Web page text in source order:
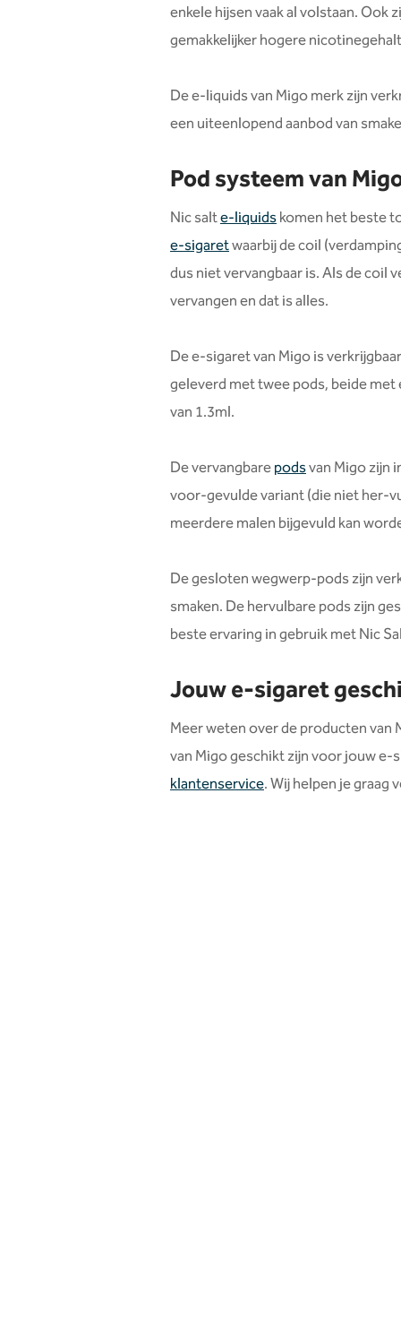
enkele hijsen vaak al volstaan. Ook
gemakkelijker hogere
De e-liquids van Migo merk zijn
een uiteenlopend aanbod van
Pod systeem van
Nic salte-liquidskomen het beste
e-sigaretwaarbij de coil
dus niet vervangbaar is. Als de coil
vervangen en dat is alles.
De e-sigaret van Migo is
geleverd met twee pods, beide
van 1.3ml.
De vervangbarepodsvan Migo zijn
voor-gevulde variant (die niet her-
meerdere malen bijgevuld kan
De gesloten wegwerp-pods zijn
smaken. De hervulbare pods zijn
beste ervaring in gebruik met Nic
Jouw e-sigaret
Meer weten over de producten
van Migo geschikt zijn voor jouw
klantenservice. Wij helpen je graag